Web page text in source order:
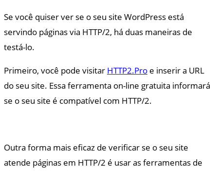
Se você quiser ver se o seu site WordPress está
servindo páginas via HTTP/2, há duas maneiras de
testá-lo.
Primeiro, você pode visitar HTTP2.Pro e inserir a URL
do seu site. Essa ferramenta on-line gratuita informará
se o seu site é compatível com HTTP/2.
Outra forma mais eficaz de verificar se o seu site
atende páginas em HTTP/2 é usar as ferramentas de